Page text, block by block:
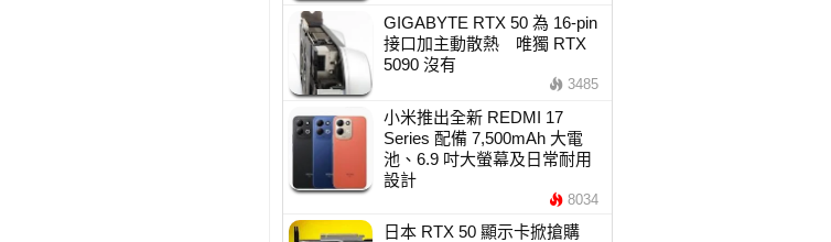
GIGABYTE RTX 50 為 16-pin
接口加主動散熱 唯獨 RTX
5090 沒有
3485
小米推出全新 REDMI 17
Series 配備 7,500mAh 大電
池、6.9 吋大螢幕及日常耐用
設計
8034
日本 RTX 50 顯示卡掀搶購